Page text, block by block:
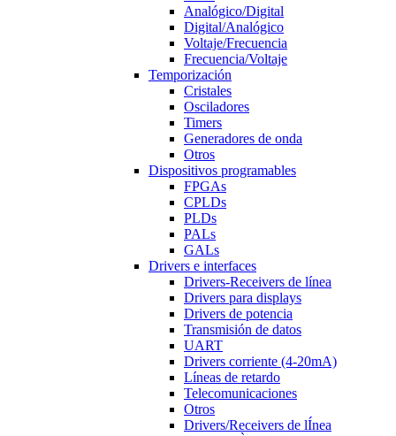
Analógico/Digital
Digital/Analógico
Voltaje/Frecuencia
Frecuencia/Voltaje
Temporización
Cristales
Osciladores
Timers
Generadores de onda
Otros
Dispositivos programables
FPGAs
CPLDs
PLDs
PALs
GALs
Drivers e interfaces
Drivers-Receivers de línea
Drivers para displays
Drivers de potencia
Transmisión de datos
UART
Drivers corriente (4-20mA)
Líneas de retardo
Telecomunicaciones
Otros
Drivers/Receivers de lÍnea